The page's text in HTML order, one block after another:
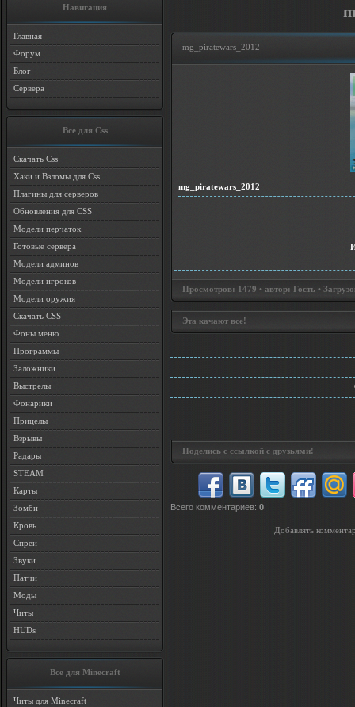
Навигация
Главная
Форум
Блог
Сервера
Все для Css
Скачать Css
Хаки и Взломы для Css
Плагины для серверов
Обновления для CSS
Модели перчаток
Готовые сервера
Модели админов
Модели игроков
Модели оружия
Скачать CSS
Фоны меню
Программы
Заложники
Выстрелы
Фонарики
Прицелы
Взрывы
Радары
STEAM
Карты
Зомби
Кровь
Спреи
Звуки
Патчи
Моды
Читы
HUDs
Все для Minecraft
Читы для Minecraft
mg_piratewars_2012
mg_piratewars_2012
Просмотров: 1479 • автор: Гость •
Эта качают все!
Поделись с ссылкой с друзьями!
Всего комментариев: 0
Добавлять